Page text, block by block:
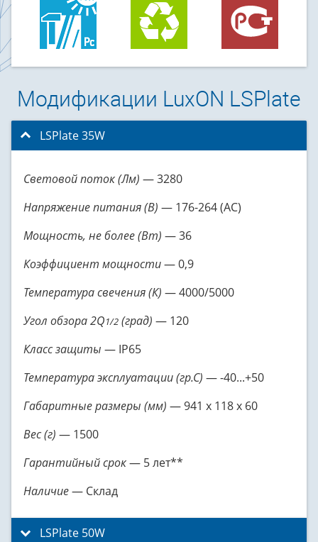
Модификации LuxON LSPlate
LSPlate 35W
Световой поток (Лм) — 3280
Напряжение питания (В) — 176-264 (AC)
Мощность, не более (Вт) — 36
Коэффициент мощности— 0,9
Температура свечения (К) — 4000/5000
Угол обзора 2Q1/2 (град) — 120
Класс защиты — IP65
Температура эксплуатации (гр.С) — -40...+50
Габаритные размеры (мм) — 941 x 118 x 60
Вес (г) — 1500
Гарантийный срок— 5 лет**
Наличие— Склад
LSPlate 50W